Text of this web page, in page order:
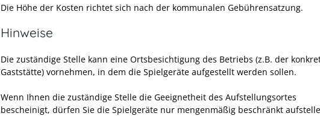
Die Höhe der Kosten richtet sich nach der kommunalen Gebührensatzung.
Hinweise
Die zuständige Stelle kann eine Ortsbesichtigung des Betriebs (z.B. der
Gaststätte) vornehmen, in dem die Spielgeräte aufgestellt werden sollen.
Wenn Ihnen die zuständige Stelle die Geeignetheit des Aufstellungsortes
bescheinigt, dürfen Sie die Spielgeräte nur mengenmäßig beschränkt